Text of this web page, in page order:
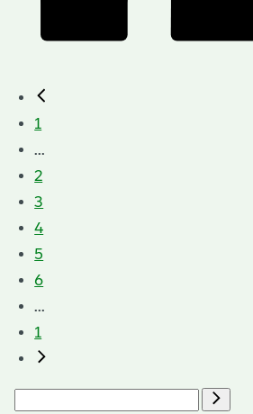
1
...
2
3
4
5
6
...
1